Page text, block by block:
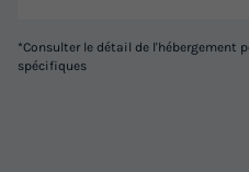
*Consulter le détail de l'hébergement
spécifiques